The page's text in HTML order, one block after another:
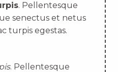
. Pellentesque
senectus et netus
turpis egestas.
. Pellentesque